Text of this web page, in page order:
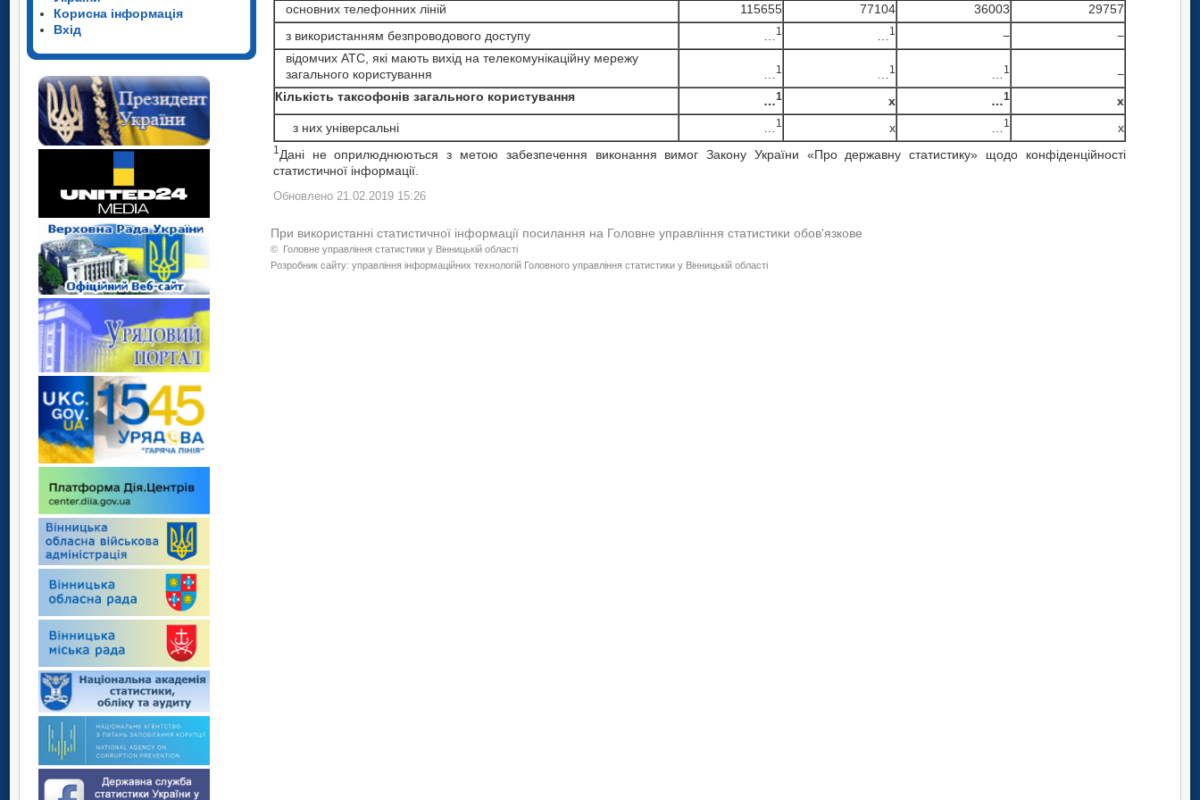
Корисна інформація
Вхід
основних телефонних ліній 115655 77104 36003
29757
з використанням безпроводового доступу
1 1 −
−
відомчих АТС, які мають вихід на телекомунікаційну мережу
загального користування
1 1 1
−
Кількість таксофонів загального користування
…1 x …1
x
з них універсальні
1 x 1 x
1 Дані не оприлюднюються з метою забезпечення виконання вимог Закону України «Про державну статистику» щодо конфіденційності
статистичної інформації.
Обновлено 21.02.2019 15:26
При використанні статистичної інформації посилання на Головне управління статистики обов'язкове
© Головне управління статистики у Вінницькій області
Розробник сайту: управління інформаційних технологій Головного управління статистики у Вінницькій області